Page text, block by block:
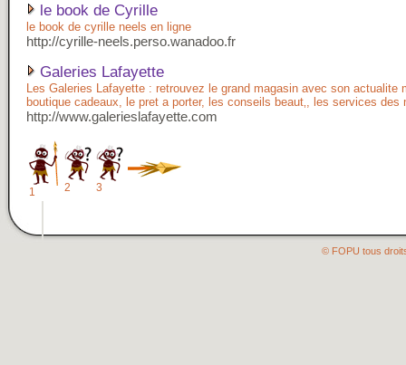
le book de Cyrille
le book de cyrille neels en ligne
http://cyrille-neels.perso.wanadoo.fr
Galeries Lafayette
Les Galeries Lafayette : retrouvez le grand magasin avec son actualite
boutique cadeaux, le pret a porter, les conseils beaut‚, les services des
http://www.galerieslafayette.com
1 2 3
© FOPU tous